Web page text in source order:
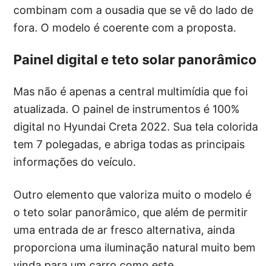
combinam com a ousadia que se vê do lado de
fora. O modelo é coerente com a proposta.
Painel digital e teto solar panorâmico
Mas não é apenas a central multimídia que foi
atualizada. O painel de instrumentos é 100%
digital no Hyundai Creta 2022. Sua tela colorida
tem 7 polegadas, e abriga todas as principais
informações do veículo.
Outro elemento que valoriza muito o modelo é
o teto solar panorâmico, que além de permitir
uma entrada de ar fresco alternativa, ainda
proporciona uma iluminação natural muito bem